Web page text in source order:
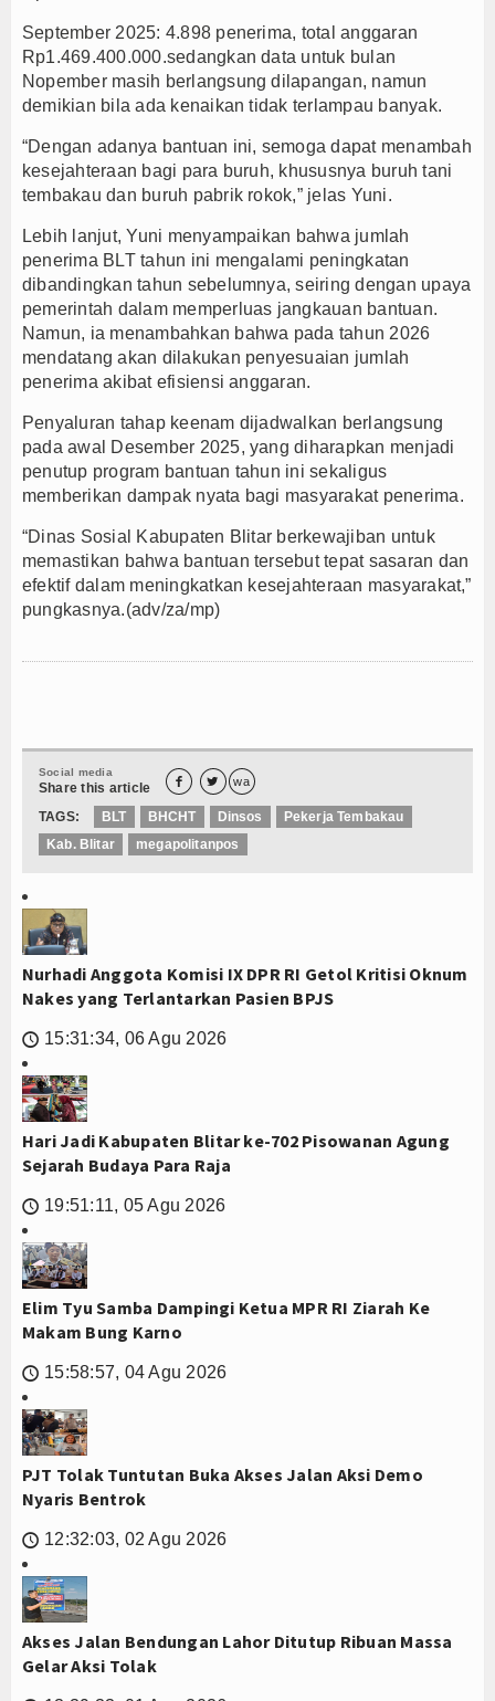
September 2025: 4.898 penerima, total anggaran
Rp1.469.400.000.sedangkan data untuk bulan
Nopember masih berlangsung dilapangan, namun
demikian bila ada kenaikan tidak terlampau banyak.
“Dengan adanya bantuan ini, semoga dapat menambah
kesejahteraan bagi para buruh, khususnya buruh tani
tembakau dan buruh pabrik rokok,” jelas Yuni.
Lebih lanjut, Yuni menyampaikan bahwa jumlah
penerima BLT tahun ini mengalami peningkatan
dibandingkan tahun sebelumnya, seiring dengan upaya
pemerintah dalam memperluas jangkauan bantuan.
Namun, ia menambahkan bahwa pada tahun 2026
mendatang akan dilakukan penyesuaian jumlah
penerima akibat efisiensi anggaran.
Penyaluran tahap keenam dijadwalkan berlangsung
pada awal Desember 2025, yang diharapkan menjadi
penutup program bantuan tahun ini sekaligus
memberikan dampak nyata bagi masyarakat penerima.
“Dinas Sosial Kabupaten Blitar berkewajiban untuk
memastikan bahwa bantuan tersebut tepat sasaran dan
efektif dalam meningkatkan kesejahteraan masyarakat,”
pungkasnya.(adv/za/mp)
Social media
Share this article   wa
TAGS: BLT BHCHT Dinsos
Pekerja Tembakau
Kab. Blitar
megapolitanpos
Nurhadi Anggota Komisi IX DPR RI Getol Kritisi Oknum
Nakes yang Terlantarkan Pasien BPJS
🕔 15:31:34, 06 Agu 2026
Hari Jadi Kabupaten Blitar ke-702 Pisowanan Agung
Sejarah Budaya Para Raja
🕔 19:51:11, 05 Agu 2026
Elim Tyu Samba Dampingi Ketua MPR RI Ziarah Ke
Makam Bung Karno
🕔 15:58:57, 04 Agu 2026
PJT Tolak Tuntutan Buka Akses Jalan Aksi Demo
Nyaris Bentrok
🕔 12:32:03, 02 Agu 2026
Akses Jalan Bendungan Lahor Ditutup Ribuan Massa
Gelar Aksi Tolak